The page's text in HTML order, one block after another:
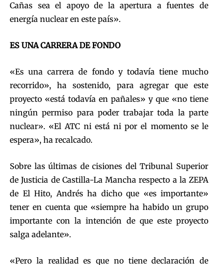
Cañas sea el apoyo de la apertura a fuentes de
energía nuclear en este país».
ES UNA CARRERA DE FONDO
«Es una carrera de fondo y todavía tiene mucho
recorrido», ha sostenido, para agregar que este
proyecto «está todavía en pañales» y que «no tiene
ningún permiso para poder trabajar toda la parte
nuclear». «El ATC ni está ni por el momento se le
espera», ha recalcado.
Sobre las últimas de cisiones del Tribunal Superior
de Justicia de Castilla-La Mancha respecto a la ZEPA
de El Hito, Andrés ha dicho que «es importante»
tener en cuenta que «siempre ha habido un grupo
importante con la intención de que este proyecto
salga adelante».
«Pero la realidad es que no tiene declaración de